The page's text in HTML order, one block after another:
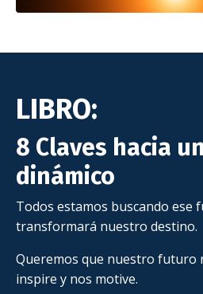
LIBRO:
8 Claves hacia
dinámico
Todos estamos buscando ese
transformará nuestro destino.
Queremos que nuestro futuro
inspire y nos motive.